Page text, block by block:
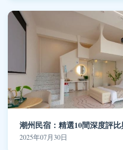
潮州民宿：精選10間深度評
2025年07月30日